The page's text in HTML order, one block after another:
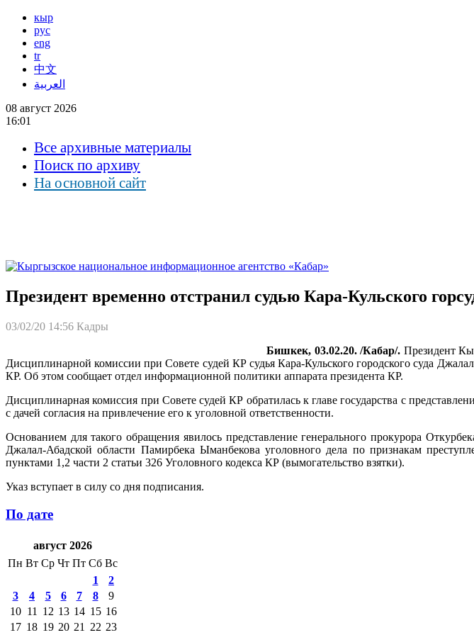
кыр
рус
eng
tr
中文
العربية
08 август 2026
16:01
Все архивные материалы
Поиск по архиву
На основной сайт
Президент временно отстранил судью Кара-Кульского
03/02/20 14:56 Кадры
Бишкек, 03.02.20. /Кабар/. Президент
Дисциплинарной комиссии при Совете судей КР судья Кара-Кульского городского суда
КР. Об этом сообщает отдел информационной политики аппарата президента КР.
Дисциплинарная комиссия при Совете судей КР обратилась к главе государства с
с дачей согласия на привлечение его к уголовной ответственности.
Основанием для такого обращения явилось представление генерального прокурора
Джалал-Абадской области Памирбека Ыманбекова уголовного дела по признакам
пунктами 1,2 части 2 статьи 326 Уголовного кодекса КР (вымогательство взятки).
Указ вступает в силу со дня подписания.
По дате
август 2026
Пн Вт Ср Чт Пт Сб Вс
1
2
3
4 5 6 7 8
9
10 11 12 13 14 15 16
17 18 19 20 21 22 23